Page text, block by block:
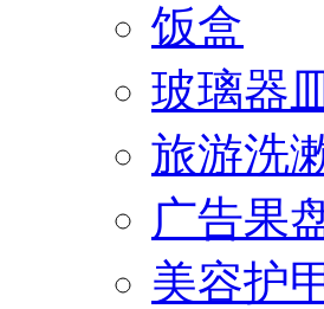
饭盒
玻璃器
旅游洗
广告果
美容护